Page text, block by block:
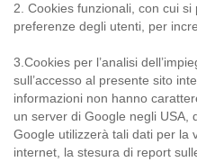
2. Cookies funzionali, con cui
preferenze degli utenti, per
3.Cookies per l’analisi
sull’accesso al presente sito
informazioni non hanno
un server di Google negli USA,
Google utilizzerà tali dati per la
internet, la stesura di report